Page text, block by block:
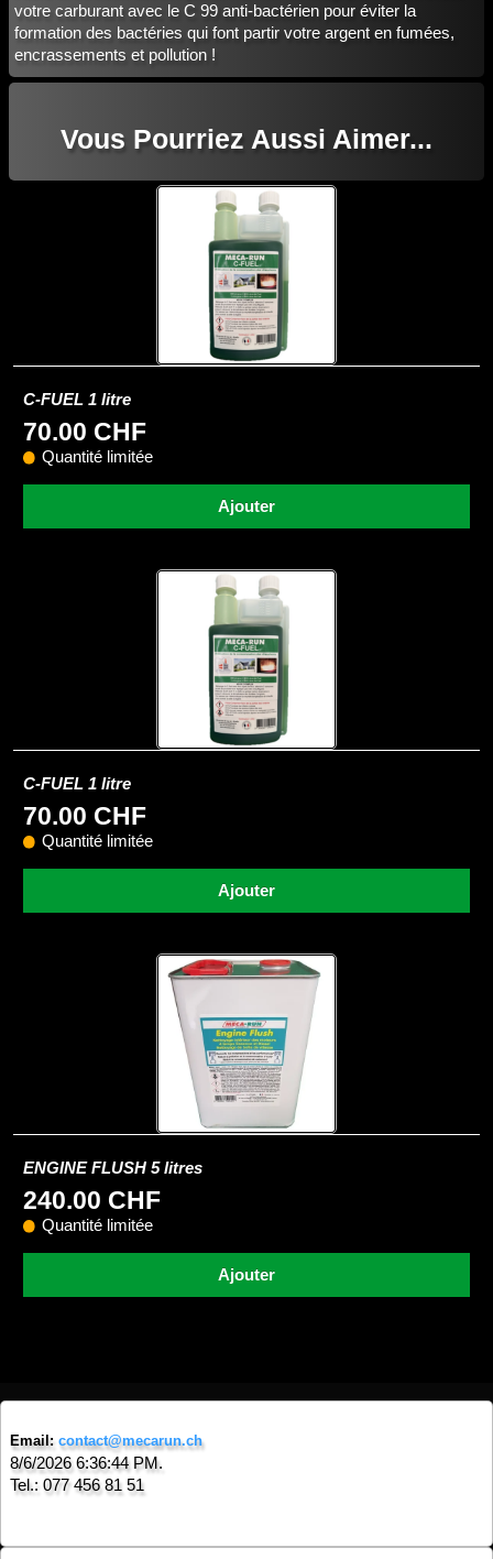
votre carburant avec le C 99 anti-bactérien pour éviter la
formation des bactéries qui font partir votre argent en fumées,
encrassements et pollution !
Vous Pourriez Aussi Aimer...
C-FUEL 1 litre
70.00 CHF
Quantité limitée
Ajouter
C-FUEL 1 litre
70.00 CHF
Quantité limitée
Ajouter
ENGINE FLUSH 5 litres
240.00 CHF
Quantité limitée
Ajouter
Email: contact@mecarun.ch
8/6/2026 6:36:44 PM.
Tel.: 077 456 81 51